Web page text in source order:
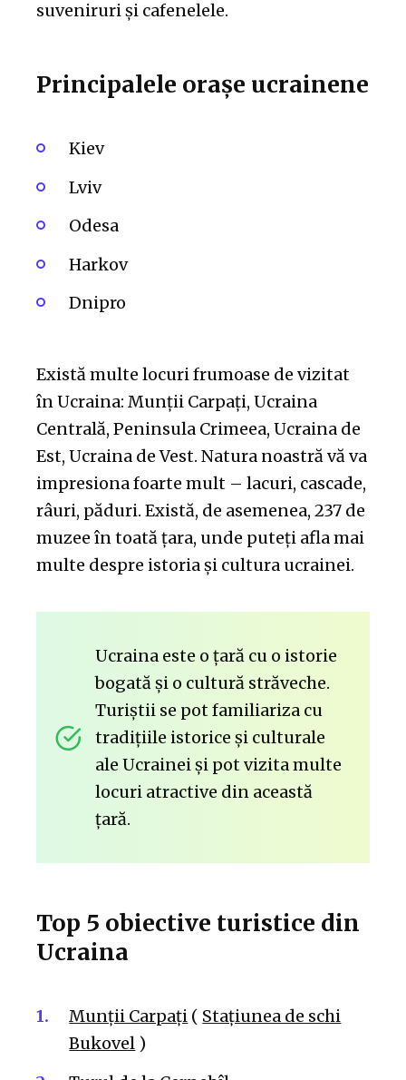
suveniruri și cafenelele.
Principalele orașe ucrainene
Kiev
Lviv
Odesa
Harkov
Dnipro
Există multe locuri frumoase de vizitat
în Ucraina: Munții Carpați, Ucraina
Centrală, Peninsula Crimeea, Ucraina de
Est, Ucraina de Vest. Natura noastră vă va
impresiona foarte mult – lacuri, cascade,
râuri, păduri. Există, de asemenea, 237 de
muzee în toată țara, unde puteți afla mai
multe despre istoria și cultura ucrainei.
Ucraina este o țară cu o istorie
bogată și o cultură străveche.
Turiștii se pot familiariza cu
tradițiile istorice și culturale
ale Ucrainei și pot vizita multe
locuri atractive din această
țară.
Top 5 obiective turistice din
Ucraina
Munții Carpați ( Stațiunea de schi
Bukovel )